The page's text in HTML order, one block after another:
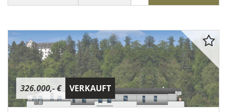
326.000,- € VERKAUFT